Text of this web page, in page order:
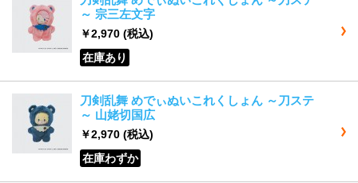
～ 宗三左文字
￥2,970 (税込)
在庫あり
刀剣乱舞 めでぃぬいこれくしょん ～刀ステ
～ 山姥切国広
￥2,970 (税込)
在庫わずか